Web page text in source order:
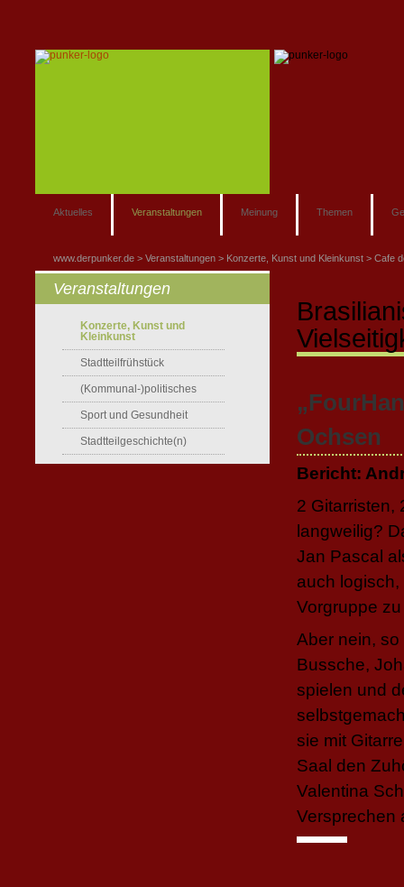
Aktuelles Veranstaltungen Meinung Themen
www.derpunker.de Veranstaltungen Konzerte, Kunst und Kleinkunst Cafe
Ochsen
Bericht:
2 Gitarristen,
langweilig?
Jan Pascal
auch logisch,
Vorgruppe
Aber nein,
Bussche,
spielen und
sie mit
Saal den
Valentina
Versprechen
Veranstaltungen
Konzerte, Kunst und
Kleinkunst
Stadtteilfrühstück
(Kommunal-)politisches
Sport und Gesundheit
Stadtteilgeschichte(n)